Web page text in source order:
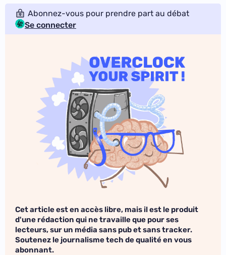
Abonnez-vous pour prendre part au débat
Se connecter
Cet article est en accès libre, mais il est le produit
d'une rédaction qui ne travaille que pour ses
lecteurs, sur un média sans pub et sans tracker.
Soutenez le journalisme tech de qualité en vous
abonnant.